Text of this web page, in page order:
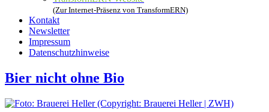
(Zur Internet-Präsenz von TransformERN)
Kontakt
Newsletter
Impressum
Datenschutzhinweise
Bier nicht ohne Bio